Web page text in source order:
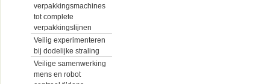
verpakkingsmachines
tot complete
verpakkingslijnen
Veilig experimenteren
bij dodelijke straling
Veilige samenwerking
mens en robot